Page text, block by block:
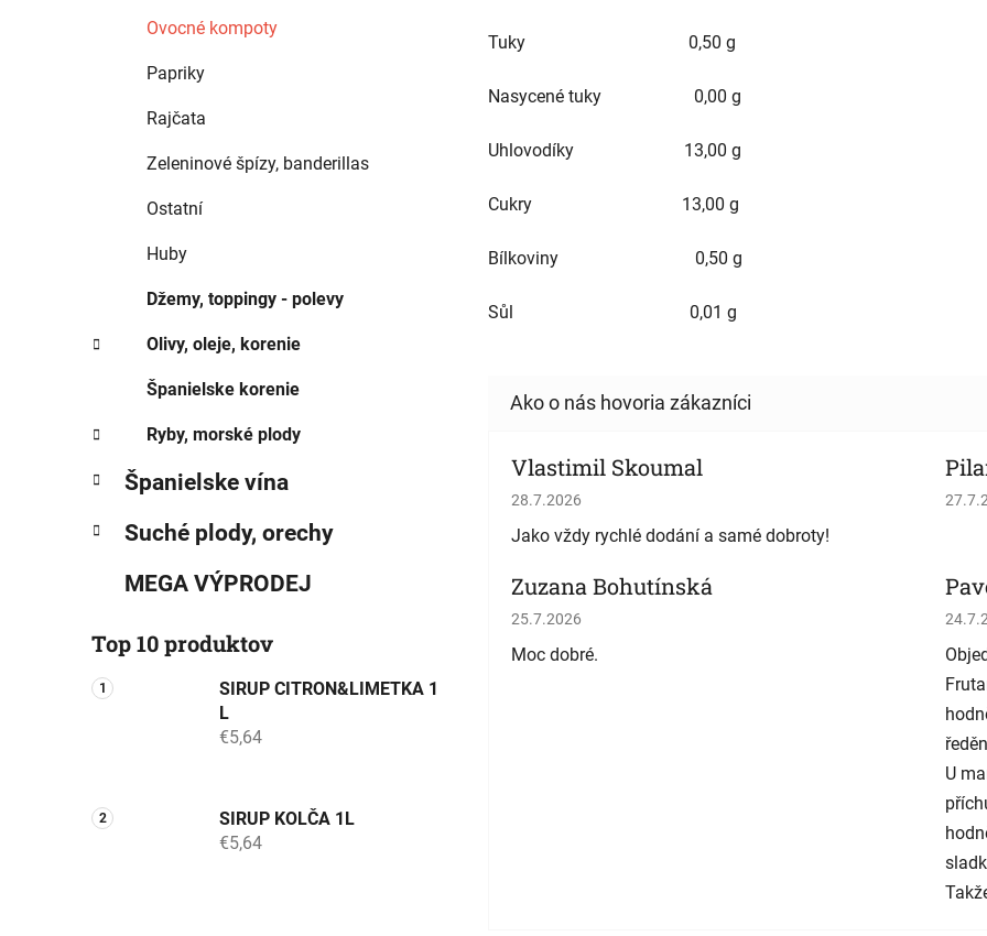
Ovocné kompoty
Papriky
Rajčata
Zeleninové špízy, banderillas
Ostatní
Huby
Džemy, toppingy - polevy
Olivy, oleje, korenie
Španielske korenie
Ryby, morské plody
Španielske vína
Suché plody, orechy
MEGA VÝPRODEJ
Top 10 produktov
SIRUP CITRON&LIMETKA 1
L
€5,64
SIRUP KOLČA 1L
€5,64
Tuky 0,50 g
Nasycené tuky 0,00 g
Uhlovodíky 13,00 g
Cukry 13,00 g
Bílkoviny 0,50 g
Sůl 0,01 g
Vlastimil Skoumal
Hodnotenie obchodu je 5 z 5 hviezdičiek.
28.7.2026
Jako vždy rychlé dodání a samé dobroty!
Zuzana Bohutínská
Hodnotenie obchodu je 5 z 5 hviezdičiek.
25.7.2026
Moc dobré.
U